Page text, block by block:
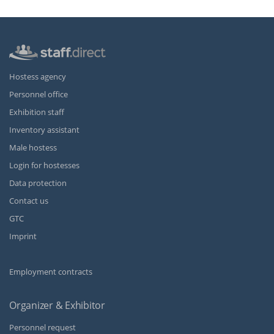
Hostess agency
Personnel office
Exhibition staff
Inventory assistant
Male hostess
Login for hostesses
Data protection
Contact us
GTC
Imprint
Employment contracts
Organizer & Exhibitor
Personnel request